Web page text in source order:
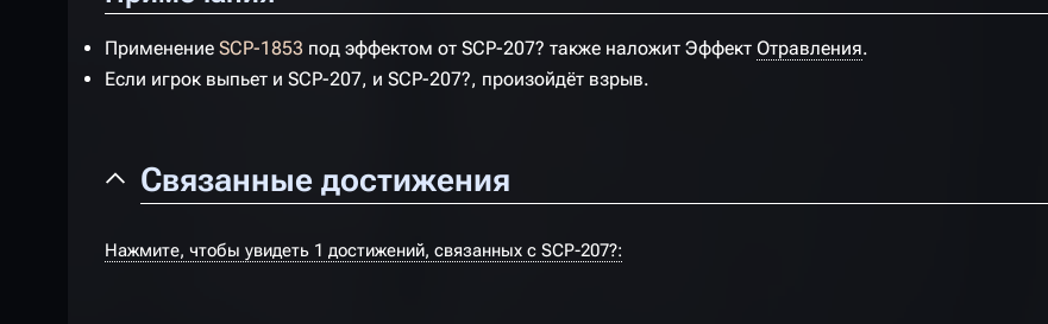
Применение SCP-1853 под эффектом от SCP-207? также наложит Эффект Отравления.
Если игрок выпьет и SCP-207, и SCP-207?, произойдёт взрыв.
Связанные достижения
Нажмите, чтобы увидеть 1 достижений, связанных с SCP-207?: